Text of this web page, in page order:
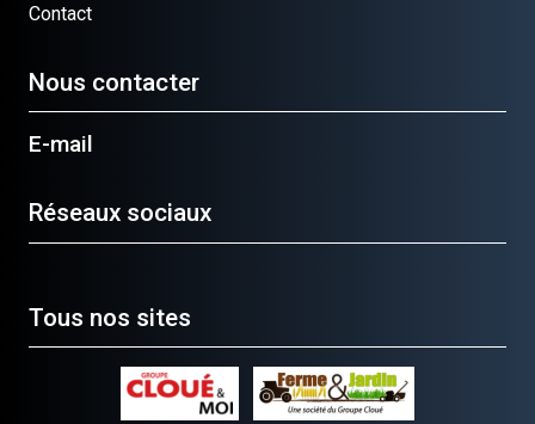
Contact
Nous contacter
E-mail
Réseaux sociaux
Tous nos sites